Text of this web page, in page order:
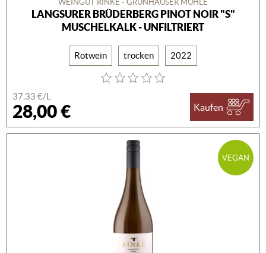
WEINGUT RINKE - GRÜNHÄUSER MÜHLE
LANGSURER BRÜDERBERG PINOT NOIR "S"
MUSCHELKALK - UNFILTRIERT
Rotwein trocken 2022
37,33 €/L
28,00 € Kaufen
VEGAN